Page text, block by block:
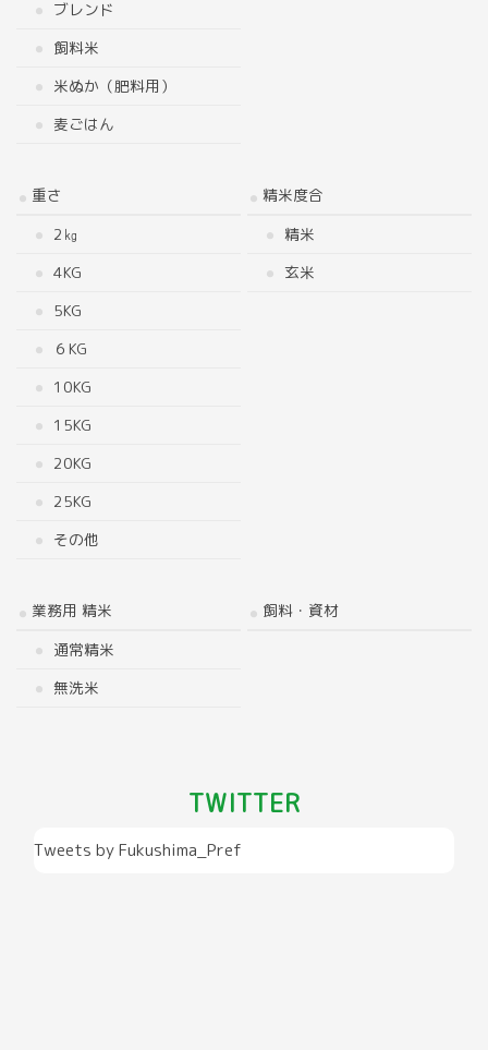
ブレンド
飼料米
米ぬか（肥料用）
麦ごはん
重さ
2㎏
4KG
5KG
６KG
10KG
15KG
20KG
25KG
その他
精米度合
精米
玄米
業務用 精米
通常精米
無洗米
飼料・資材
TWITTER
Tweets by Fukushima_Pref